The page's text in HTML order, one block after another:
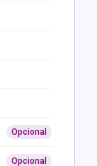
Opcional
Opcional